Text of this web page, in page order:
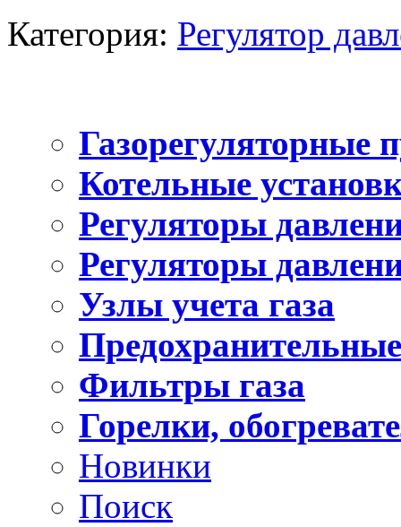
Категория: Регулятор
Газорегуляторные
Котельные
Регуляторы
Регуляторы
Узлы учета газа
Фильтры газа
Горелки,
Новинки
Поиск